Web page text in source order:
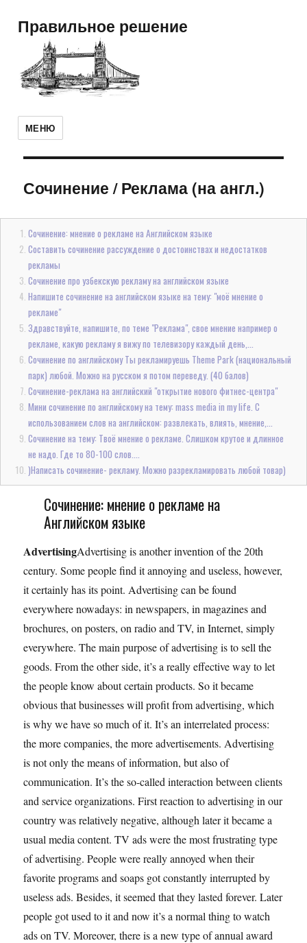
Правильное решение
МЕНЮ
Сочинение/Реклама (на англ.)
Сочинение: мнение о рекламе на Английском языке
Составить сочинение рассуждение о достоинствах и недостатков
рекламы
Сочинение про узбекскую рекламу на английском языке
Напишите сочинение на английском языке на тему: "моё мнение о
рекламе"
Здравствуйте, напишите, по теме "Реклама", свое мнение например о
рекламе, какую рекламу я вижу по телевизору каждый день,...
Сочинение по английскому Ты рекламируешь Theme Park (национальный
парк) любой. Можно на русском я потом переведу. (40 балов)
Сочинение-реклама на английский "открытие нового фитнес-центра"
Мини сочинение по английскому на тему: mass media in my life. С
использованием слов на английском: развлекать, влиять, мнение,...
Сочинение на тему: Твоё мнение о рекламе. Слишком крутое и длинное
не надо. Где то 80-100 слов....
)Написать сочинение- рекламу. Можно разрекламировать любой товар)
Сочинение: мнение о рекламе на
Английском языке
AdvertisingAdvertising is another invention of the 20th
century. Some people find it annoying and useless, however,
it certainly has its point. Advertising can be found
everywhere nowadays: in newspapers, in magazines and
brochures, on posters, on radio and TV, in Internet, simply
everywhere. The main purpose of advertising is to sell the
goods. From the other side, it’s a really effective way to let
the people know about certain products. So it became
obvious that businesses will profit from advertising, which
is why we have so much of it. It’s an interrelated process:
the more companies, the more advertisements. Advertising
is not only the means of information, but also of
communication. It’s the so-called interaction between clients
and service organizations. First reaction to advertising in our
country was relatively negative, although later it became a
usual media content. TV ads were the most frustrating type
of advertising. People were really annoyed when their
favorite programs and soaps got constantly interrupted by
useless ads. Besides, it seemed that they lasted forever. Later
people got used to it and now it’s a normal thing to watch
ads on TV. Moreover, there is a new type of annual award